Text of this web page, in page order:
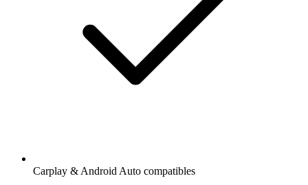
Carplay & Android Auto compatibles